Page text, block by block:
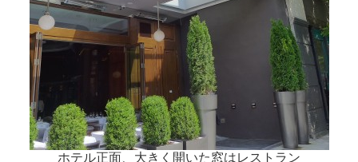
ホテル正面、大きく開いた窓はレストラン